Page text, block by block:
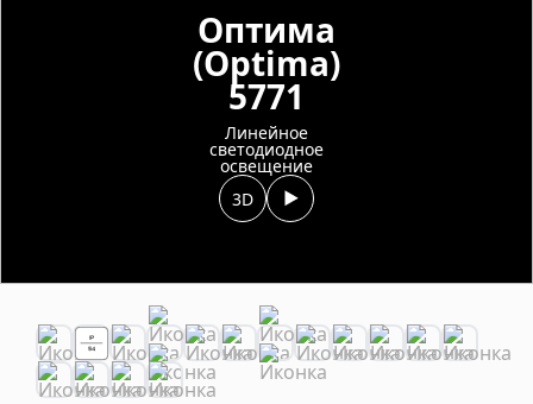
3D
Оптима
(Optima)
5771
Линейное
светодиодное
освещение